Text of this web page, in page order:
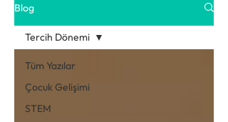
Blog
Tüm Yazılar
Çocuk Gelişimi
STEM
Tercih Dönemi